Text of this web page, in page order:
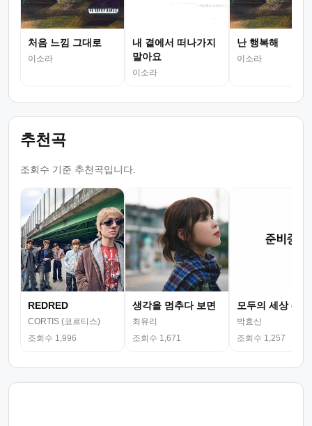
처음 느낌 그대로
이소라
내 곁에서 떠나가지
말아요
이소라
난 행복해
이소라
추천곡
조회수 기준 추천곡입니다.
REDRED
CORTIS (코르티스)
조회수 1,996
생각을 멈추다 보면
최유리
조회수 1,671
모두의 세상 (뮤
박효신
조회수 1,257